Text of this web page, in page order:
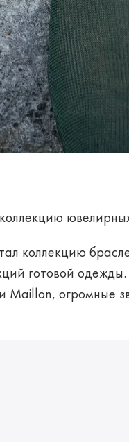
коллекцию
готовой
Maillon, огромные